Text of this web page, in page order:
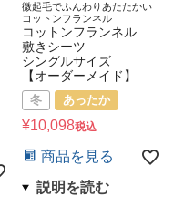
微起毛でふんわりあたたかい
コットンフランネル
コットンフランネル
敷きシーツ
シングルサイズ
【オーダーメイド】
冬 あったか
¥10,098税込
商品を見る